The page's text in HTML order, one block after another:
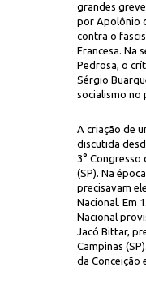
grandes
por Apolônio
contra o
Francesa. Na
Pedrosa, o
Sérgio
socialismo no
A criação de
discutida
3° Congresso
(SP). Na
precisavam
Nacional. Em
Nacional
Jacó Bittar,
Campinas
da Conceição